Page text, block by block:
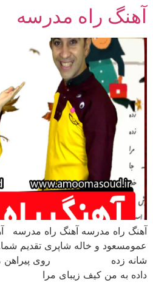
پرش
محتوا
آهنگ راه مدرسه
آهنگ راه مدرسه آهنگ راه مدرسه
عمومسعود و خاله شاپری تقدیم
شانه زده روی پیراهن من
داده به من کیف زیبای